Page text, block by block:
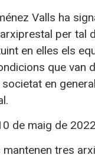
Valls ha
per tal
en elles els
que van
en
de maig de
mantenen tres